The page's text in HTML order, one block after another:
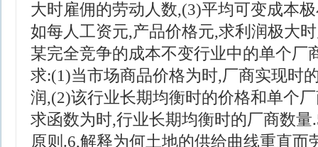
大时雇佣的劳动人数, (3)平均可变成本
如每人工资元,产品价格元,求利润极大
某完全竞争的成本不变行业中的单个厂
求: (1)当市场商品价格为时,厂商实现时
润, (2)该行业长期均衡时的价格和单个
求函数为时,行业长期均衡时的厂商数量
原则. 6,解释为何土地的供给曲线重直